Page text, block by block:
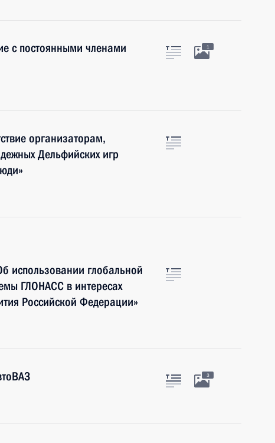
с постоянными членами
1
организаторам,
Дельфийских игр
использовании глобальной
ГЛОНАСС в интересах
Российской Федерации»
3